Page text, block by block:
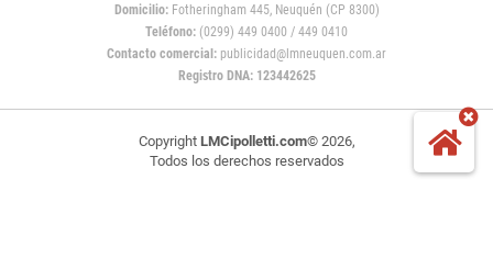
Domicilio:Fotheringham 445, Neuquén (CP 8300)
Teléfono: (0299) 449 0400 / 449 0410
Contacto comercial: publicidad@lmneuquen.com.ar
Registro DNA: 123442625
Copyright LMCipolletti.com© 2026,
Todos los derechos reservados